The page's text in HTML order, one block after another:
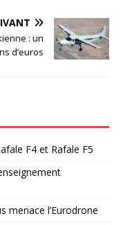
: un
d’euros
F4 et Rafale F5
menace l’Eurodrone